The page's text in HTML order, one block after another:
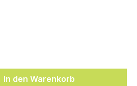
In den Warenkorb